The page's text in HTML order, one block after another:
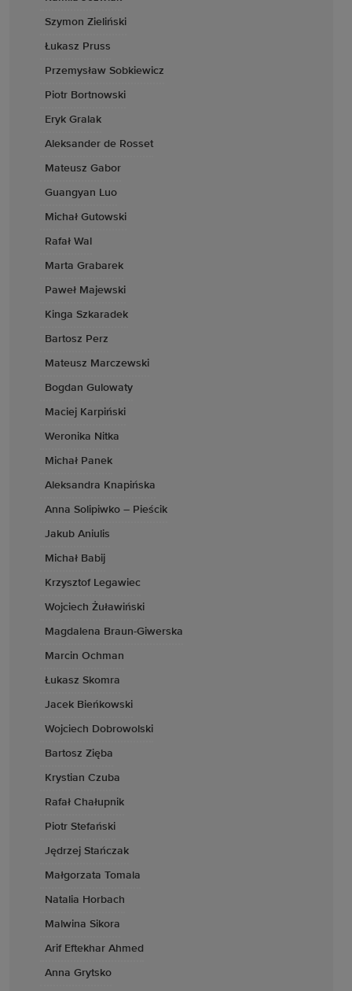
Szymon Zieliński
Łukasz Pruss
Przemysław Sobkiewicz
Piotr Bortnowski
Eryk Gralak
Aleksander de Rosset
Mateusz Gabor
Guangyan Luo
Michał Gutowski
Rafał Wal
Marta Grabarek
Paweł Majewski
Kinga Szkaradek
Bartosz Perz
Mateusz Marczewski
Bogdan Gulowaty
Maciej Karpiński
Weronika Nitka
Michał Panek
Aleksandra Knapińska
Anna Solipiwko – Pieścik
Jakub Aniulis
Michał Babij
Krzysztof Legawiec
Wojciech Żuławiński
Magdalena Braun-Giwerska
Marcin Ochman
Łukasz Skomra
Jacek Bieńkowski
Wojciech Dobrowolski
Bartosz Zięba
Krystian Czuba
Rafał Chałupnik
Piotr Stefański
Jędrzej Stańczak
Małgorzata Tomala
Natalia Horbach
Malwina Sikora
Arif Eftekhar Ahmed
Anna Grytsko